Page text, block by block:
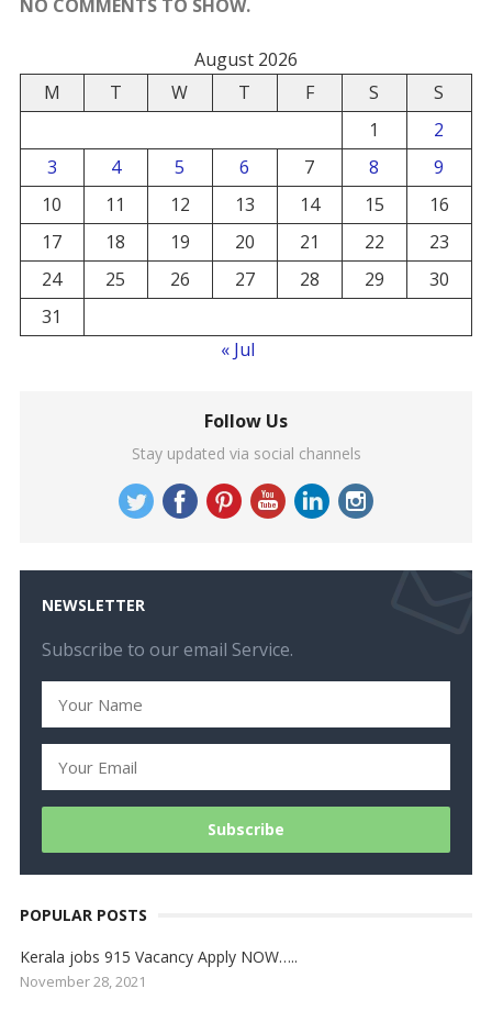
NO COMMENTS TO SHOW.
August 2026
M
T W T F S
S
1
2
3
4 5 6 7 8
9
10
11 12 13 14 15
16
17
18 19 20 21 22
23
24
25 26 27 28 29
30
31
« Jul
Follow Us
Stay updated via social channels
NEWSLETTER
Subscribe to our email Service.
POPULAR POSTS
Kerala jobs 915 Vacancy Apply NOW…..
November 28, 2021